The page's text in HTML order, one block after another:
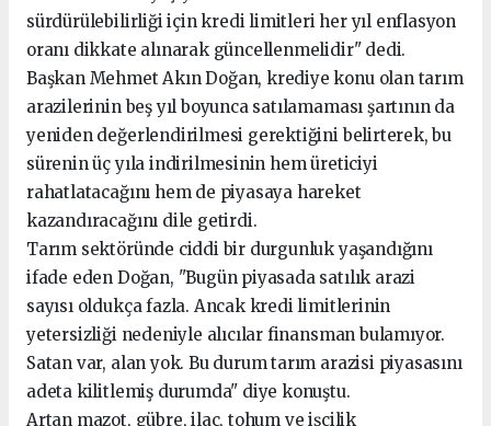
sürdürülebilirliği için kredi limitleri her yıl enflasyon
oranı dikkate alınarak güncellenmelidir" dedi.
Başkan Mehmet Akın Doğan, krediye konu olan tarım
arazilerinin beş yıl boyunca satılamaması şartının da
yeniden değerlendirilmesi gerektiğini belirterek, bu
sürenin üç yıla indirilmesinin hem üreticiyi
rahatlatacağını hem de piyasaya hareket
kazandıracağını dile getirdi.
Tarım sektöründe ciddi bir durgunluk yaşandığını
ifade eden Doğan, "Bugün piyasada satılık arazi
sayısı oldukça fazla. Ancak kredi limitlerinin
yetersizliği nedeniyle alıcılar finansman bulamıyor.
Satan var, alan yok. Bu durum tarım arazisi piyasasını
adeta kilitlemiş durumda" diye konuştu.
Artan mazot, gübre, ilaç, tohum ve işçilik